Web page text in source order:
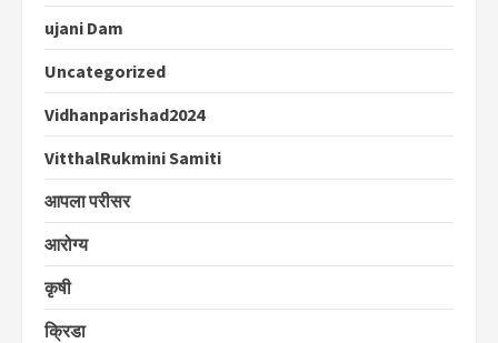
ujani Dam
Uncategorized
Vidhanparishad2024
VitthalRukmini Samiti
आपला परीसर
आरोग्य
कृषी
क्रिडा